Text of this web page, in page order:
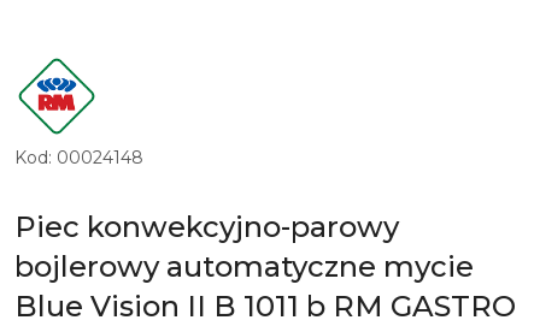
LOGO
PRODUCENTA
RM
GASTRO
Kod: 00024148
Piec konwekcyjno-parowy
bojlerowy automatyczne mycie
Blue Vision II B 1011 b RM GASTRO